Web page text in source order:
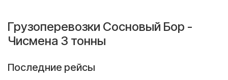
Грузоперевозки Сосновый Бор -
Чисмена 3 тонны
Последние рейсы